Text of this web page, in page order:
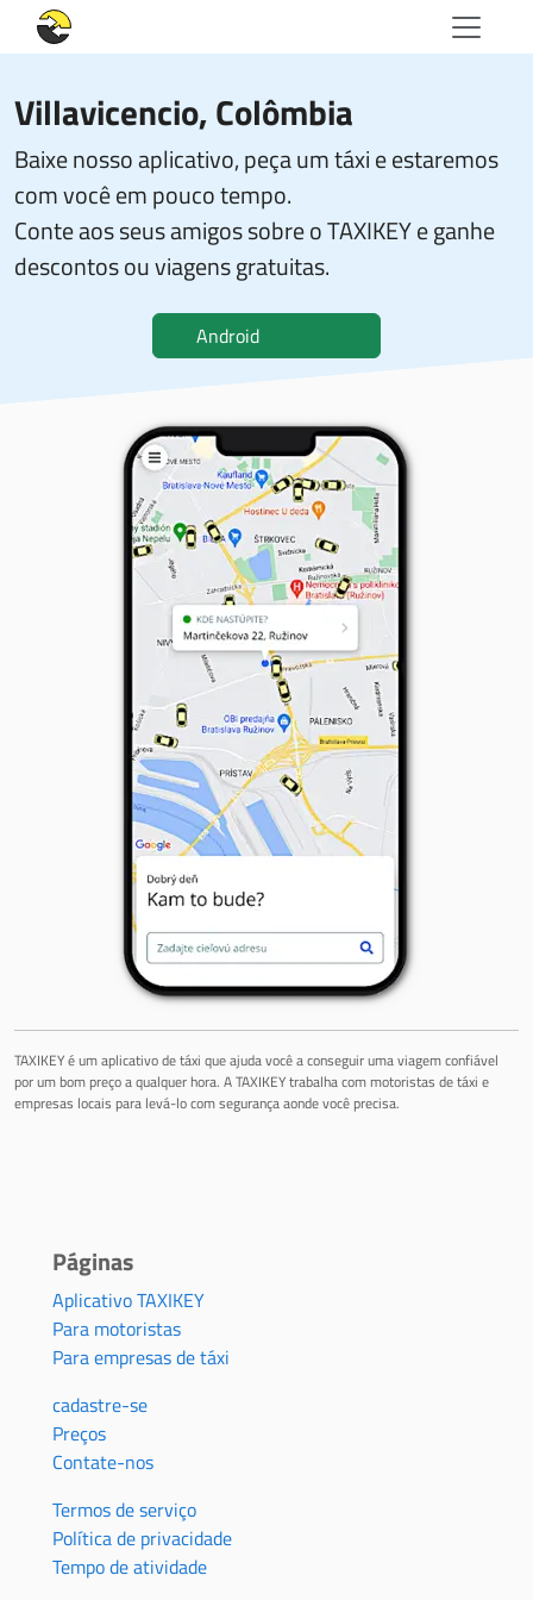
Villavicencio, Colômbia
Baixe nosso aplicativo, peça um táxi e estaremos
com você em pouco tempo.
Conte aos seus amigos sobre o TAXIKEY e ganhe
descontos ou viagens gratuitas.
Android
TAXIKEY é um aplicativo de táxi que ajuda você a conseguir uma viagem confiável
por um bom preço a qualquer hora. A TAXIKEY trabalha com motoristas de táxi e
empresas locais para levá-lo com segurança aonde você precisa.
Páginas
Aplicativo TAXIKEY
Para motoristas
Para empresas de táxi
cadastre-se
Preços
Contate-nos
Termos de serviço
Política de privacidade
Tempo de atividade